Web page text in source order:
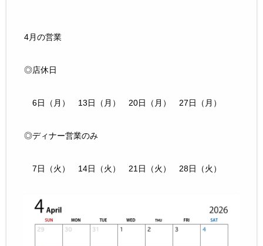
4月の営業
◎店休日
6日（月） 13日（月） 20日（月） 27日（月）
◎ディナー営業のみ
7日（火） 14日（火） 21日（火） 28日（火）